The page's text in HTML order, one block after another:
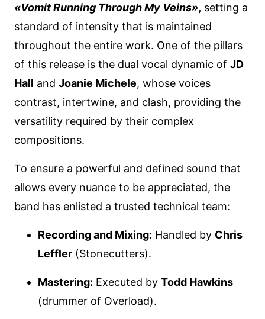
«Vomit Running Through My Veins», setting a
standard of intensity that is maintained
throughout the entire work. One of the pillars
of this release is the dual vocal dynamic of JD
Hall and Joanie Michele, whose voices
contrast, intertwine, and clash, providing the
versatility required by their complex
compositions.
To ensure a powerful and defined sound that
allows every nuance to be appreciated, the
band has enlisted a trusted technical team:
Recording and Mixing: Handled by Chris
Leffler (Stonecutters).
Mastering: Executed by Todd Hawkins
(drummer of Overload).